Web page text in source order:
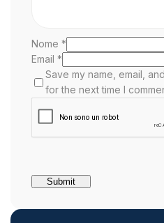
Nome *
Email *
Save my name, email,
for the next time I